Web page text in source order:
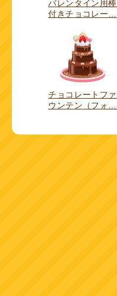
バレンタイン用棒
付きチョコレー…
チョコレートファ
ウンテン（フォ…